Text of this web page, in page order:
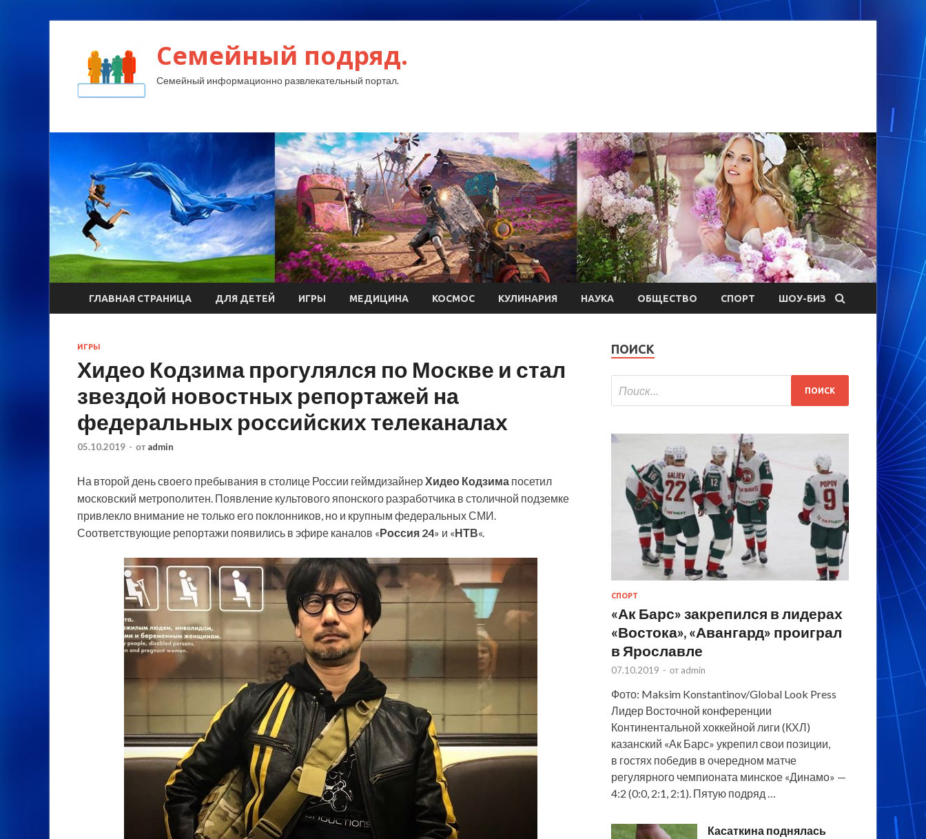
Семейный подряд.
Семейный информационно развлекательный портал.
ГЛАВНАЯ СТРАНИЦА ДЛЯ ДЕТЕЙ ИГРЫ МЕДИЦИНА КОСМОС КУЛИНАРИЯ НАУКА ОБЩЕСТВО СПОРТ ШОУ-БИЗ
ИГРЫ
Хидео Кодзима прогулялся по Москве и стал
звездой новостных репортажей на
федеральных российских телеканалах
05.10.2019 - от admin
На второй день своего пребывания в столице России геймдизайнерХидео Кодзима посетил
московский метрополитен. Появление культового японского разработчика в столичной подземке
привлекло внимание не только его поклонников, но и крупным федеральных СМИ.
Соответствующие репортажи появились в эфире каналов «Россия 24» и «НТВ«.
ПОИСК
СПОРТ
«Ак Барс» закрепился в лидерах
«Востока», «Авангард» проиграл
в Ярославле
07.10.2019 - от admin
Фото: Maksim Konstantinov/Global Look Press
Лидер Восточной конференции
Континентальной хоккейной лиги (КХЛ)
казанский «Ак Барс» укрепил свои позиции,
в гостях победив в очередном матче
регулярного чемпионата минское «Динамо» —
4:2 (0:0, 2:1, 2:1). Пятую подряд …
Касаткина поднялась